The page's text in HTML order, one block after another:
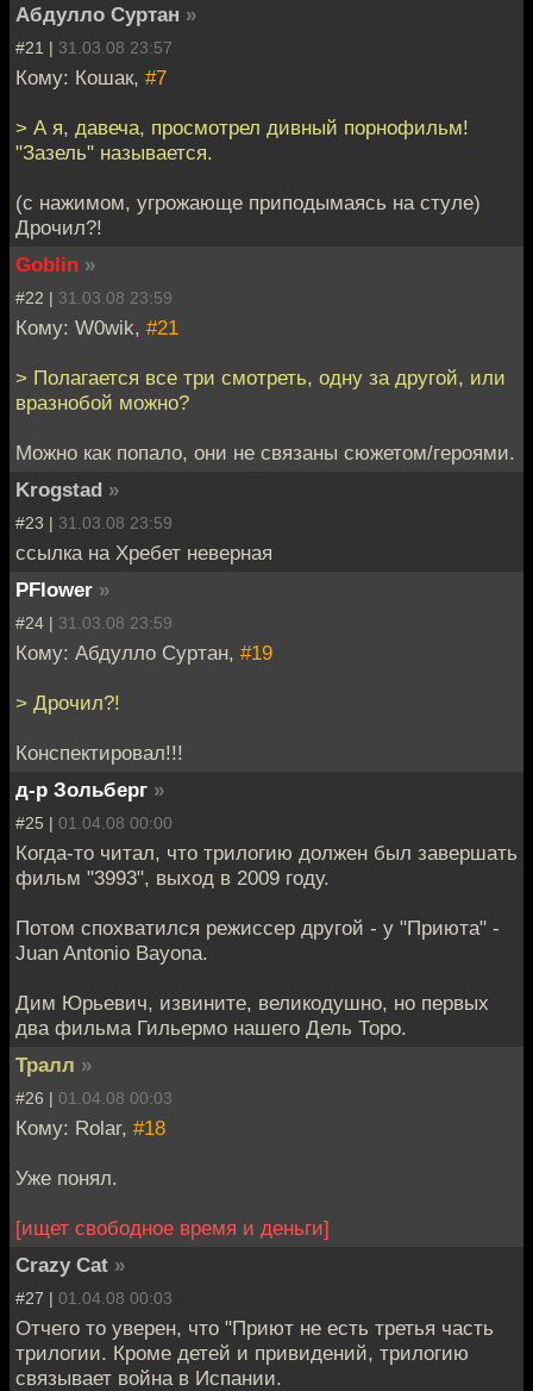
Абдулло Суртан »
#21 | 31.03.08 23:57
Кому: Кошак, #7
> А я, давеча, просмотрел дивный порнофильм!
"Зазель" называется.
(с нажимом, угрожающе приподымаясь на стуле)
Дрочил?!
Goblin »
#22 | 31.03.08 23:59
Кому: W0wik, #21
> Полагается все три смотреть, одну за другой, или
вразнобой можно?
Можно как попало, они не связаны сюжетом/героями.
Krogstad »
#23 | 31.03.08 23:59
ссылка на Хребет неверная
PFlower »
#24 | 31.03.08 23:59
Кому: Абдулло Суртан, #19
> Дрочил?!
Конспектировал!!!
д-р Зольберг »
#25 | 01.04.08 00:00
Когда-то читал, что трилогию должен был завершать
фильм "3993", выход в 2009 году.
Потом спохватился режиссер другой - у "Приюта" -
Juan Antonio Bayona.
Дим Юрьевич, извините, великодушно, но первых
два фильма Гильермо нашего Дель Торо.
Тралл »
#26 | 01.04.08 00:03
Кому: Rolar, #18
Уже понял.
[ищет свободное время и деньги]
Crazy Cat »
#27 | 01.04.08 00:03
Отчего то уверен, что "Приют не есть третья часть
трилогии. Кроме детей и привидений, трилогию
связывает война в Испании.